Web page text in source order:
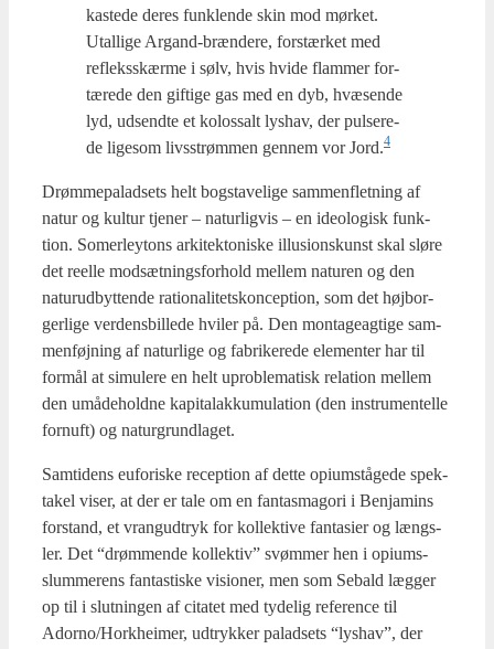
kaste­de deres funk­len­de skin mod mør­ket.
Utal­li­ge Argand-bræn­de­re, for­stær­ket med
refleks­skær­me i sølv, hvis hvi­de flam­mer for­
tæ­re­de den gif­ti­ge gas med en dyb, hvæ­sen­de
lyd, udsend­te et kolos­salt lys­hav, der pul­se­re­
de lige­som livs­strøm­men gen­nem vor Jord.4
Drøm­me­pa­lad­sets helt bog­sta­ve­li­ge sam­men­flet­ning af
natur og kul­tur tje­ner – natur­lig­vis – en ide­o­lo­gisk funk­
tion. Somer­leytons arki­tek­to­ni­ske illu­sions­kunst skal slø­re
det reel­le mod­sæt­nings­for­hold mel­lem natu­ren og den
natur­ud­byt­ten­de ratio­na­li­tets­kon­cep­tion, som det høj­bor­
ger­li­ge ver­dens­bil­le­de hvi­ler på. Den mon­ta­ge­ag­ti­ge sam­
men­føj­ning af natur­li­ge og fabri­ke­re­de ele­men­ter har til
for­mål at simu­le­re en helt upro­ble­ma­tisk rela­tion mel­lem
den umå­de­hold­ne kapi­tal­ak­ku­mu­la­tion (den instru­men­tel­le
for­nuft) og natur­grund­la­get.
Sam­ti­dens eufori­ske recep­tion af det­te opi­um­stå­ge­de spek­
ta­kel viser, at der er tale om en fan­tas­ma­go­ri i Benja­mins
for­stand, et vrang­ud­tryk for kol­lek­ti­ve fan­ta­si­er og længs­
ler. Det “drøm­men­de kol­lek­tiv” svøm­mer hen i opi­ums­
slum­me­rens fan­ta­sti­ske visio­ner, men som Sebald læg­ger
op til i slut­nin­gen af cita­tet med tyde­lig refe­ren­ce til
Adorno/Horkheimer, udtryk­ker palad­sets “lys­hav”, der